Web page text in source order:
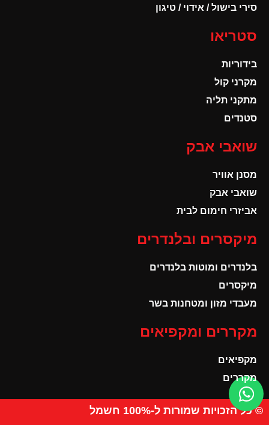
סירי בישול / אידוי / טיגון
סטריאו
בידוריות
מקרני קול
מתקני תליה
סטנדים
שואבי אבק
מסנן אוויר
שואבי אבק
אביזרי חימום לבית
מיקסרים ובלנדרים
בלנדרים ומוטות בלנדרים
מיקסרים
מעבדי מזון ומטחנות בשר
מקררים ומקפיאים
מקפיאים
מקררים
© כל הזכויות שמורות ל-100% חשמל